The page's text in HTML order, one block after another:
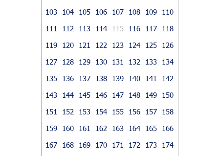
103
104 105 106 107 108 109
110
111
112 113 114 115 116 117
118
119
120 121 122 123 124 125
126
127
128 129 130 131 132 133
134
135
136 137 138 139 140 141
142
143
144 145 146 147 148 149
150
151
152 153 154 155 156 157
158
159
160 161 162 163 164 165
166
167
168 169 170 171 172 173
174